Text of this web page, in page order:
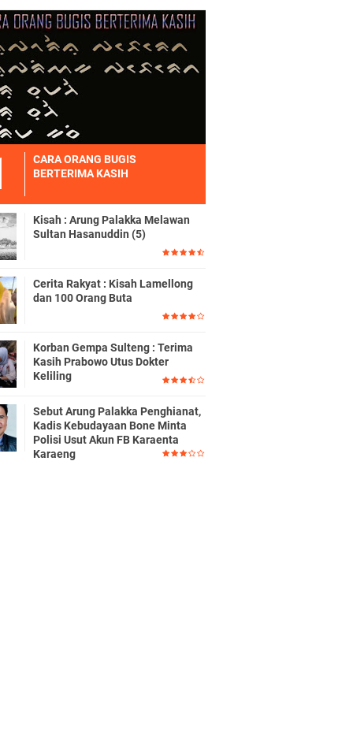
CARA ORANG BUGIS
BERTERIMA KASIH
Kisah : Arung Palakka Melawan
Sultan Hasanuddin (5)
Cerita Rakyat : Kisah Lamellong
dan 100 Orang Buta
Korban Gempa Sulteng : Terima
Kasih Prabowo Utus Dokter
Keliling
Sebut Arung Palakka Penghianat,
Kadis Kebudayaan Bone Minta
Polisi Usut Akun FB Karaenta
Karaeng